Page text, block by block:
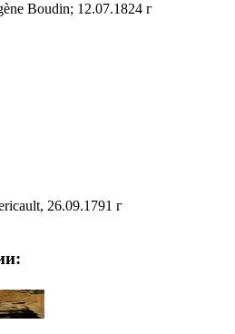
Boudin; 12.07.1824 г
26.09.1791 г